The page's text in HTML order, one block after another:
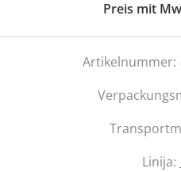
Preis mit
Artikelnummer:
Linija: